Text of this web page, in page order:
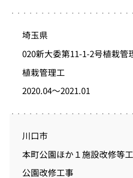
埼玉県
020新大委第11-1-2号植栽管
植栽管理工
2020.04～2021.01
川口市
本町公園ほか１施設改修等
公園改修工事